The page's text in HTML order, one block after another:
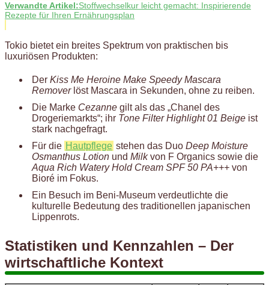
Verwandte Artikel:Stoffwechselkur leicht gemacht: Inspirierende
Rezepte für Ihren Ernährungsplan
Tokio bietet ein breites Spektrum von praktischen bis
luxuriösen Produkten:
Der Kiss Me Heroine Make Speedy Mascara
Removerlöst Mascara in Sekunden, ohne zu reiben.
Die Marke Cezanne gilt als das „Chanel des
Drogeriemarkts“; ihr Tone Filter Highlight 01 Beige ist
stark nachgefragt.
Für die Hautpflege stehen das Duo Deep Moisture
Osmanthus Lotion und Milkvon F Organics sowie die
Aqua Rich Watery Hold Cream SPF 50 PA+++ von
Bioré im Fokus.
Ein Besuch im Beni-Museum verdeutlichte die
kulturelle Bedeutung des traditionellen japanischen
Lippenrots.
Statistiken und Kennzahlen – Der
wirtschaftliche Kontext